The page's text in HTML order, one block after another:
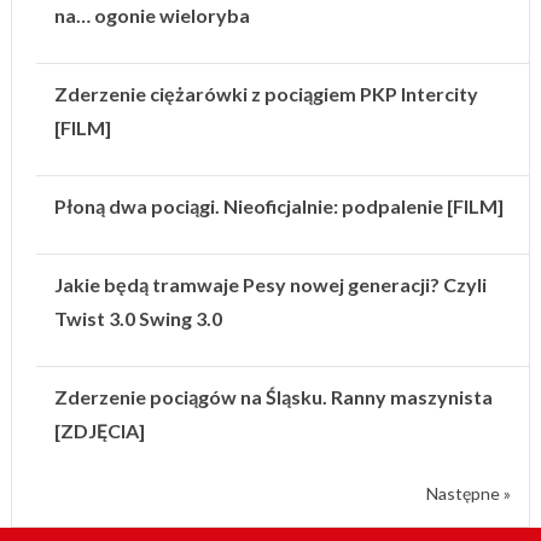
na… ogonie wieloryba
Zderzenie ciężarówki z pociągiem PKP Intercity
[FILM]
Płoną dwa pociągi. Nieoficjalnie: podpalenie [FILM]
Jakie będą tramwaje Pesy nowej generacji? Czyli
Twist 3.0 Swing 3.0
Zderzenie pociągów na Śląsku. Ranny maszynista
[ZDJĘCIA]
Następne »